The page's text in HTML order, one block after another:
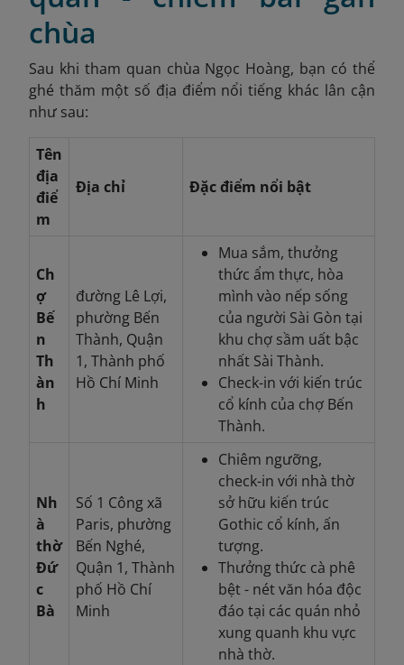
chùa
Sau khi tham quan chùa Ngọc Hoàng, bạn có thể
ghé thăm một số địa điểm nổi tiếng khác lân cận
như sau:
Tên
địa
điể
m
Địa chỉ Đặc điểm nổi bật
Ch
ợ
Bế
n
Th
àn
h
đường Lê Lợi,
phường Bến
Thành, Quận
1, Thành phố
Hồ Chí Minh
Mua sắm, thưởng
thức ẩm thực, hòa
mình vào nếp sống
của người Sài Gòn tại
khu chợ sầm uất bậc
nhất Sài Thành.
Check-in với kiến trúc
cổ kính của chợ Bến
Thành.
Nh
à
thờ
Đứ
c
Bà
Số 1 Công xã
Paris, phường
Bến Nghé,
Quận 1, Thành
phố Hồ Chí
Minh
Chiêm ngưỡng,
check-in với nhà thờ
sở hữu kiến trúc
Gothic cổ kính, ấn
tượng.
Thưởng thức cà phê
bệt - nét văn hóa độc
đáo tại các quán nhỏ
xung quanh khu vực
nhà thờ.